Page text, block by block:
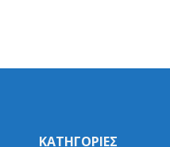
ΚΑΤΗΓΟΡΙΕΣ